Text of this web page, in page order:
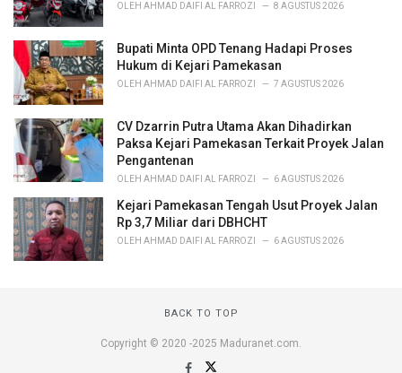
OLEH AHMAD DAIFI AL FARROZI 8 AGUSTUS 2026
Bupati Minta OPD Tenang Hadapi Proses
Hukum di Kejari Pamekasan
OLEH AHMAD DAIFI AL FARROZI 7 AGUSTUS 2026
CV Dzarrin Putra Utama Akan Dihadirkan
Paksa Kejari Pamekasan Terkait Proyek Jalan
Pengantenan
OLEH AHMAD DAIFI AL FARROZI 6 AGUSTUS 2026
Kejari Pamekasan Tengah Usut Proyek Jalan
Rp 3,7 Miliar dari DBHCHT
OLEH AHMAD DAIFI AL FARROZI 6 AGUSTUS 2026
BACK TO TOP
Copyright © 2020 -2025 Maduranet.com.